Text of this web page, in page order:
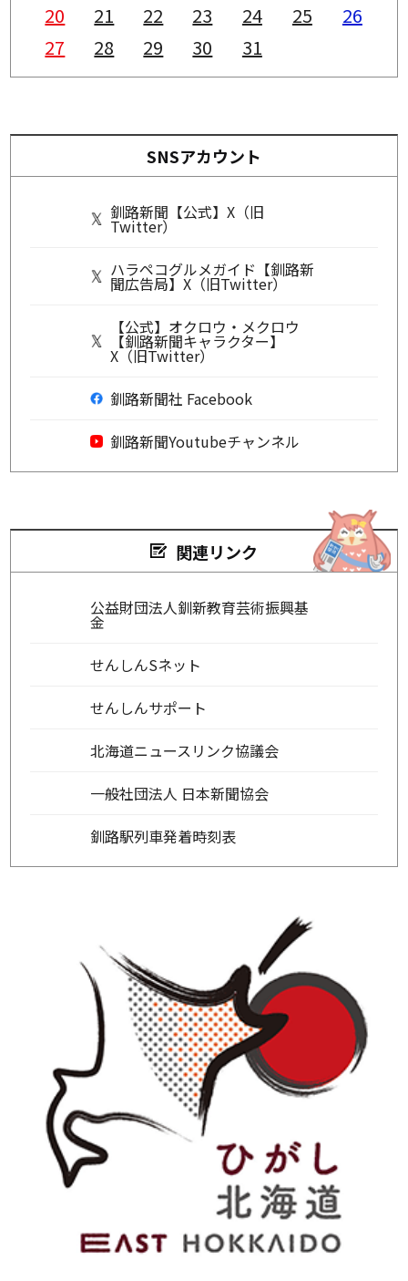
20
21 22 23 24 25
26
27
28 29 30 31
SNSアカウント
釧路新聞【公式】X（旧
Twitter）
ハラペコグルメガイド【釧路新
聞広告局】X（旧Twitter）
【公式】オクロウ・メクロウ
【釧路新聞キャラクター】
X（旧Twitter）
釧路新聞社 Facebook
釧路新聞Youtubeチャンネル
関連リンク
公益財団法人釧新教育芸術振興基
金
せんしんSネット
せんしんサポート
北海道ニュースリンク協議会
一般社団法人 日本新聞協会
釧路駅列車発着時刻表